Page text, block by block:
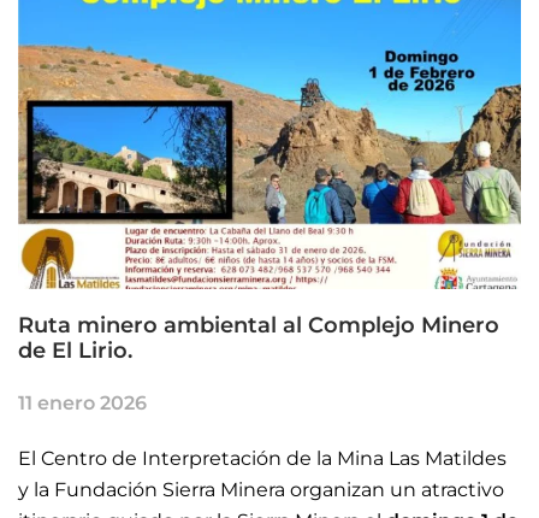
Ruta minero ambiental al Complejo Minero
de El Lirio.
11 enero 2026
El Centro de Interpretación de la Mina Las Matildes
y la Fundación Sierra Minera organizan un atractivo